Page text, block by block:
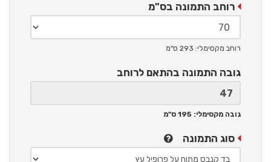
רוחב התמונה בס"מ
רוחב מקסימלי: 293 ס"מ
גובה התמונה בהתאם לרוחב
גובה מקסימלי: 195 ס"מ
סוג התמונה